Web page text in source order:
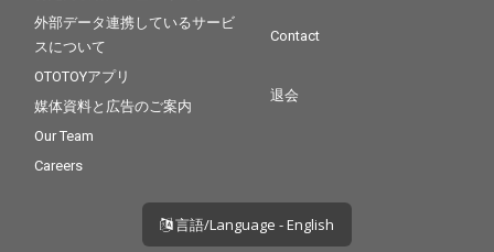
外部データ連携しているサービ
スについて
OTOTOYアプリ
媒体資料と広告のご案内
Our Team
Careers
Contact
退会
言語/Language - English